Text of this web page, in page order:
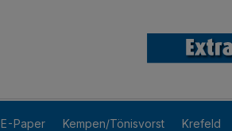
E-Paper Kempen/Tönisvorst Krefeld